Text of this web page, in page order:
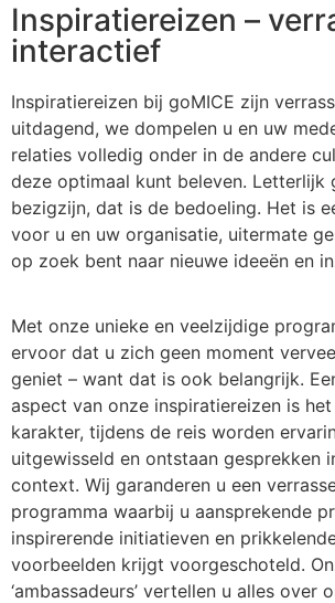
Inspiratiereizen –
interactief
Inspiratiereizen bij goMICE zijn
uitdagend, we dompelen u en uw
relaties volledig onder in de andere
deze optimaal kunt beleven. Letterlijk
bezigzijn, dat is de bedoeling. Het is
voor u en uw organisatie, uitermate
op zoek bent naar nieuwe ideeën en
Met onze unieke en veelzijdige
ervoor dat u zich geen moment
geniet – want dat is ook belangrijk.
aspect van onze inspiratiereizen is
karakter, tijdens de reis worden
uitgewisseld en ontstaan gesprekken
context. Wij garanderen u een
programma waarbij u aansprekende
inspirerende initiatieven en
voorbeelden krijgt voorgeschoteld.
‘ambassadeurs’ vertellen u alles over